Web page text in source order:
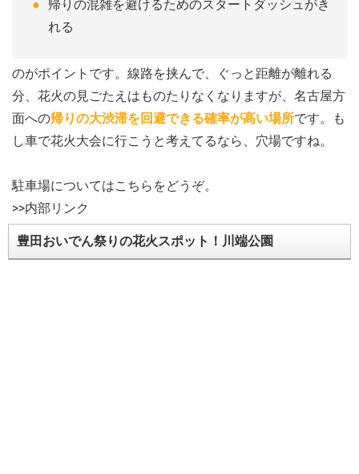
帰りの混雑を避けるためのスタートダッシュがき
れる
のがポイントです。線路を挟んで、ぐっと距離が離れる
分、花火の見ごたえはものたりなくなりますが、名古屋方
面への帰りの大渋滞を回避できる確率が高い場所です。も
し車で花火大会に行こうと考えてるなら、穴場ですね。
駐車場についてはこちらをどうぞ。
>>内部リンク
豊田おいでん祭りの花火スポット！川端公園